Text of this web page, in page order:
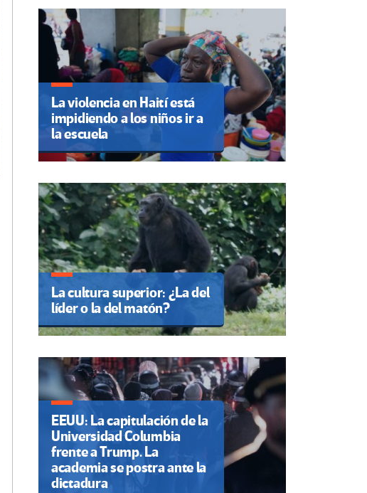
La violencia en Haití está
impidiendo a los niños ir a
la escuela
La cultura superior: ¿La del
líder o la del matón?
EEUU: La capitulación de la
Universidad Columbia
frente a Trump. La
academia se postra ante la
dictadura